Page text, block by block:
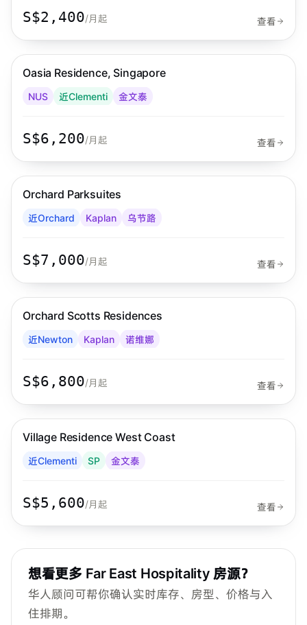
S$2,400/月起 查看
Far East Hospitality
步行 29 分钟到 MRT 金文泰
Oasia Residence, Singapore
NUS 近Clementi 金文泰
S$6,200/月起 查看
Far East Hospitality
步行 3 分钟到 MRT 乌节路
Orchard Parksuites
近Orchard Kaplan 乌节路
S$7,000/月起 查看
Far East Hospitality
步行 3 分钟到 MRT 诺维娜
Orchard Scotts Residences
近Newton Kaplan 诺维娜
S$6,800/月起 查看
Far East Hospitality
步行 20 分钟到 MRT 金文泰
Village Residence West Coast
近Clementi SP 金文泰
S$5,600/月起 查看
想看更多 Far East Hospitality 房源？
华人顾问可帮你确认实时库存、房型、价格与入
住排期。